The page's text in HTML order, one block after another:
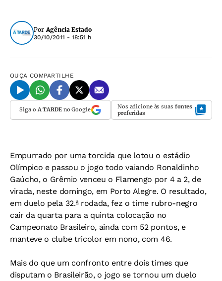
Por Agência Estado
30/10/2011 - 18:51 h
OUÇA COMPARTILHE
Siga oA TARDEno Google Nos adicione às suas fontes
preferidas
Empurrado por uma torcida que lotou o estádio
Olímpico e passou o jogo todo vaiando Ronaldinho
Gaúcho, o Grêmio venceu o Flamengo por 4 a 2, de
virada, neste domingo, em Porto Alegre. O resultado,
em duelo pela 32.ª rodada, fez o time rubro-negro
cair da quarta para a quinta colocação no
Campeonato Brasileiro, ainda com 52 pontos, e
manteve o clube tricolor em nono, com 46.
Mais do que um confronto entre dois times que
disputam o Brasileirão, o jogo se tornou um duelo